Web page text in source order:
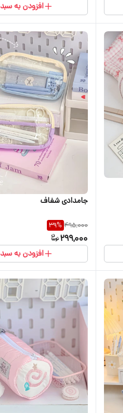
افزودن به سبد
جامدادی شفاف
495,000
39%
299,000
افزودن به سبد